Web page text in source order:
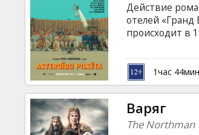
Действие
отелей
происходит в
и зрелищным
новом фильме
— Скарлетт
Суинтон и др.
1час 44мин
Варяг
The Northman